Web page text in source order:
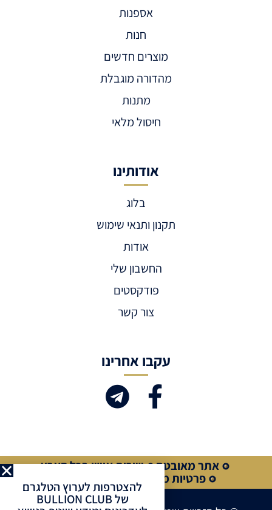
אספנות
חנות
מוצרים חדשים
מהדורה מוגבלת
מתנות
חיסול מלאי
אודותינו
בלוג
תקנון ותנאי שימוש
אודות
החשבון שלי
פודקסטים
צור קשר
עקבו אחרינו
אתר מאובטח
שירות אישי בכל הארץ
פרטיות מלאה
קנייה מאובטחת
להצטרפות לערוץ הטלגרם
של BULLION CLUB